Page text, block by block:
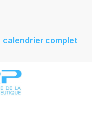
calendrier complet